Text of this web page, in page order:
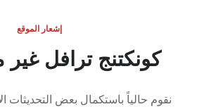
إشعار الموقع
كونكتنج ترافل غير
نقوم حالياً باستكمال بعض التحديثات